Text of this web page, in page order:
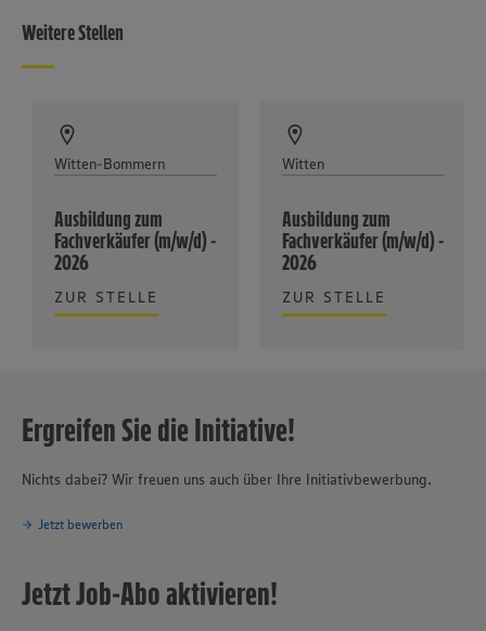
Weitere Stellen
Witten-Bommern
Ausbildung zum
Fachverkäufer (m/w/d) -
2026
ZUR STELLE
Witten
Ausbildung zum
Fachverkäufer (m/w/d) -
2026
ZUR STELLE
Ergreifen Sie die Initiative!
Nichts dabei? Wir freuen uns auch über Ihre Initiativbewerbung.
Jetzt bewerben
Jetzt Job-Abo aktivieren!